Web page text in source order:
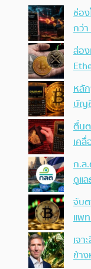
ช่อ
กว่
ส่อ
หลั
บัญ
ตื่น
เค
ก.ล
ดูแ
จับ
แพ
เจ
ข้า